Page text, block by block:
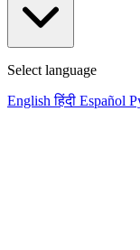
Select language
English हिंदी Español